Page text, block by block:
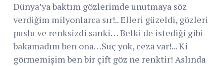
Dünya’ya baktım gözlerimde unutmaya söz
verdiğim milyonlarca sır!.. Elleri güzeldi, gözleri
puslu ve renksizdi sanki… Belki de istediği gibi
bakamadım ben ona…Suç yok, ceza var!... Ki
görmemişim ben bir çift göz ne renktir! Aslında